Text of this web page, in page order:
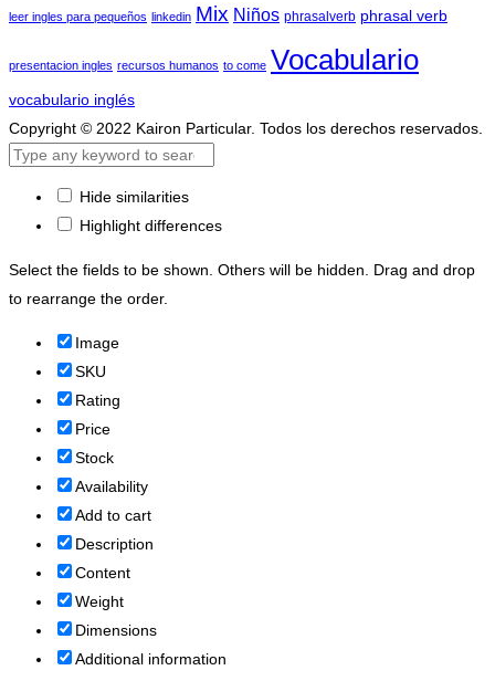
leer ingles para pequeños linkedin Mix Niños phrasalverb phrasal verb
presentacion ingles recursos humanos to come Vocabulario
vocabulario inglés
Copyright © 2022 Kairon Particular. Todos los derechos reservados.
Hide similarities
Highlight differences
Select the fields to be shown. Others will be hidden. Drag and drop
to rearrange the order.
Image
SKU
Rating
Price
Stock
Availability
Add to cart
Description
Content
Weight
Dimensions
Additional information